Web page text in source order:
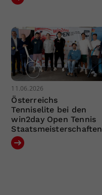
11.06.2026
Österreichs
Tenniselite bei den
win2day Open Tennis
Staatsmeisterschaften